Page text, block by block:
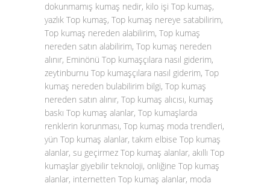
dokunmamış kumaş nedir, kilo işi Top kumaş,
yazlık Top kumaş, Top kumaş nereye satabilirim,
Top kumaş nereden alabilirim, Top kumaş
nereden satın alabilirim, Top kumaş nereden
alınır, Eminönü Top kumaşçılara nasıl giderim,
zeytinburnu Top kumaşçılara nasıl giderim, Top
kumaş nereden bulabilirim bilgi, Top kumaş
nereden satın alınır, Top kumaş alıcısı, kumaş
baskı Top kumaş alanlar, Top kumaşlarda
renklerin korunması, Top kumaş moda trendleri,
yün Top kumaş alanlar, takım elbise Top kumaş
alanlar, su geçirmez Top kumaş alanlar, akıllı Top
kumaşlar giyebilir teknoloji, onliğine Top kumaş
alanlar, internetten Top kumaş alanlar, moda